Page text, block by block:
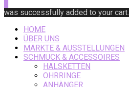
was successfully added to your cart.
HOME
ÜBER UNS
MÄRKTE & AUSSTELLUNGEN
SCHMUCK & ACCESSOIRES
HALSKETTEN
OHRRINGE
ANHÄNGER